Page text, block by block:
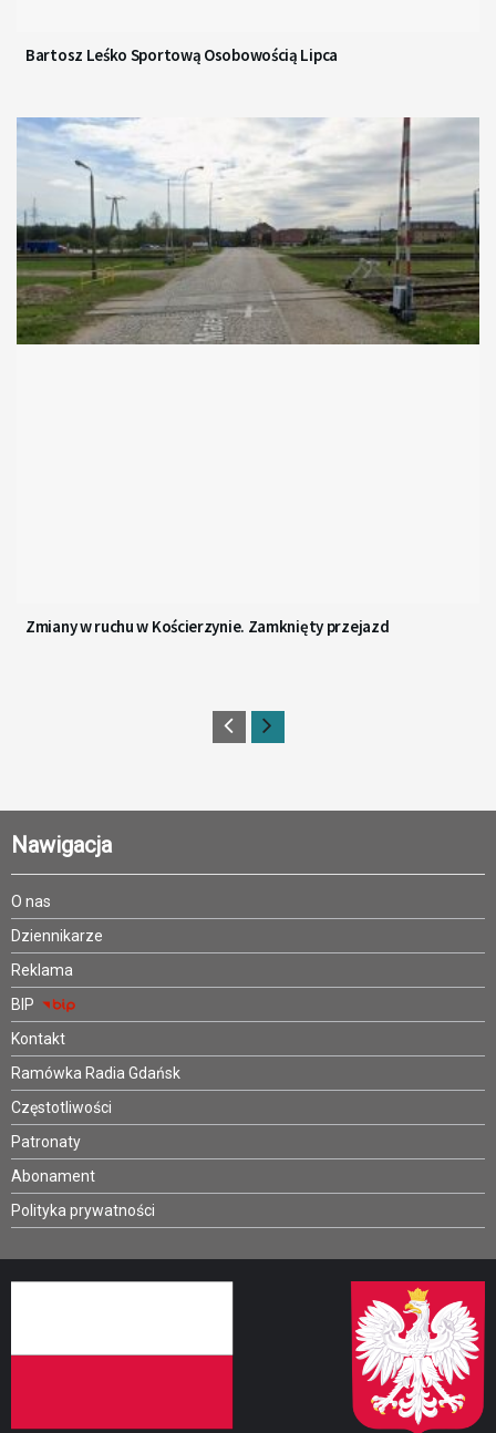
Bartosz Leśko Sportową Osobowością Lipca
Zmiany w ruchu w Kościerzynie. Zamknięty przejazd
Nawigacja
O nas
Dziennikarze
Reklama
BIP
Kontakt
Ramówka Radia Gdańsk
Częstotliwości
Patronaty
Abonament
Polityka prywatności